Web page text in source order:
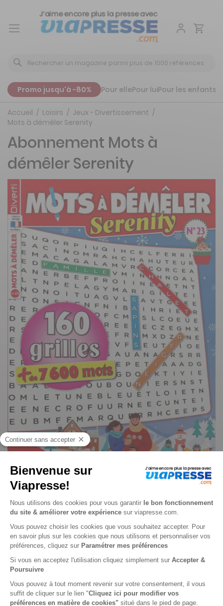
Aller
Promo jusqu'à -80% Pour ellePour luiPour les enfants
Accueil Loisirs
Jeux - Divertissement
Mots à démêler Serenity
Mots à démêler Serenity n° 26
Abonnement Mots à
démêler Serenity
Papier
Je choisis une durée